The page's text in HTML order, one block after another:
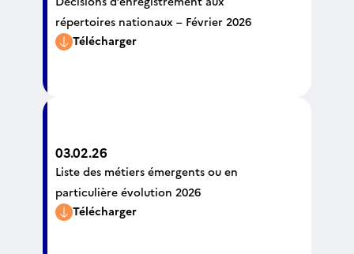
répertoires nationaux – Février 2026
Télécharger
03.02.26
Liste des métiers émergents ou en
particulière évolution 2026
Télécharger